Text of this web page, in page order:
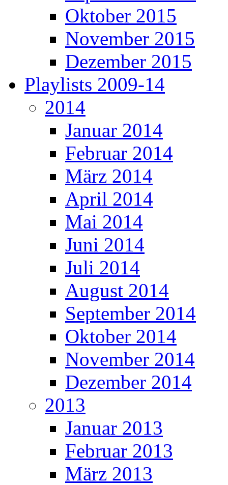
Oktober 2015
November 2015
Dezember 2015
Playlists 2009-14
2014
Januar 2014
Februar 2014
März 2014
April 2014
Mai 2014
Juni 2014
Juli 2014
August 2014
September 2014
Oktober 2014
November 2014
Dezember 2014
2013
Januar 2013
Februar 2013
März 2013